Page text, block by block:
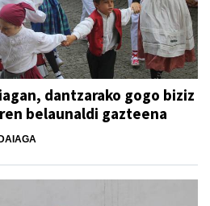
dantzarako gogo biziz
belaunaldi gazteena